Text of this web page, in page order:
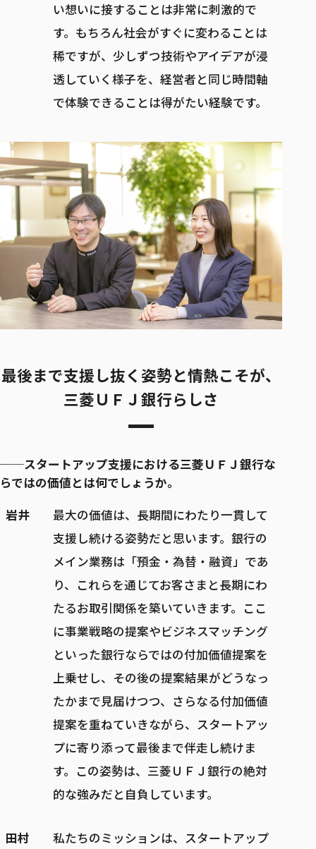
い想いに接することは非常に刺激的で
す。もちろん社会がすぐに変わることは
稀ですが、少しずつ技術やアイデアが浸
透していく様子を、経営者と同じ時間軸
で体験できることは得がたい経験です。
最後まで支援し抜く姿勢と情熱こそが、
三菱ＵＦＪ銀行らしさ
──スタートアップ支援における三菱ＵＦＪ銀行な
らではの価値とは何でしょうか。
岩井
最大の価値は、長期間にわたり一貫して
支援し続ける姿勢だと思います。銀行の
メイン業務は「預金・為替・融資」であ
り、これらを通じてお客さまと長期にわ
たるお取引関係を築いていきます。ここ
に事業戦略の提案やビジネスマッチング
といった銀行ならではの付加価値提案を
上乗せし、その後の提案結果がどうなっ
たかまで見届けつつ、さらなる付加価値
提案を重ねていきながら、スタートアッ
プに寄り添って最後まで伴走し続けま
す。この姿勢は、三菱ＵＦＪ銀行の絶対
的な強みだと自負しています。
田村 私たちのミッションは、スタートアップ